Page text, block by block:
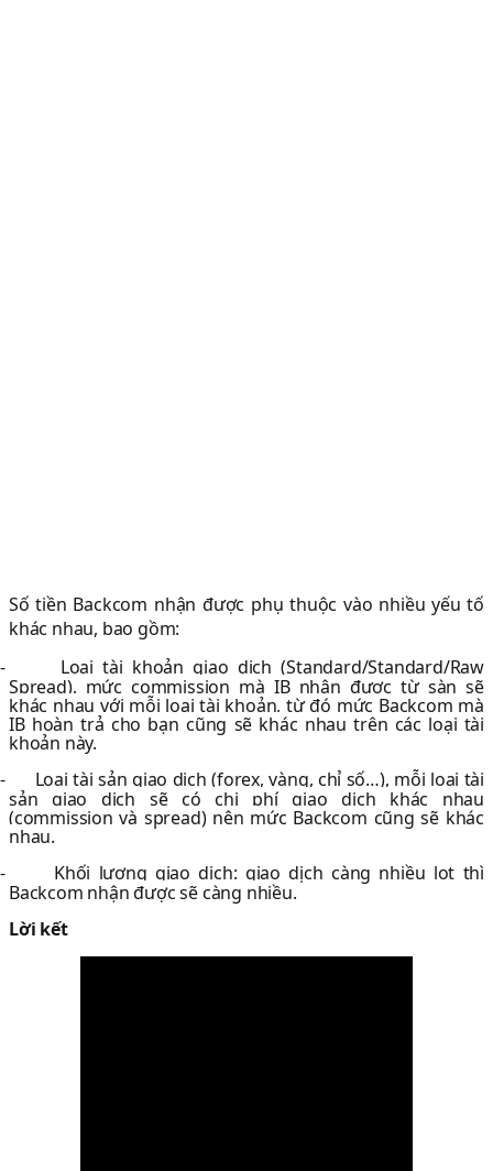
Số tiền Backcom nhận được phụ thuộc vào nhiều yếu tố
khác nhau, bao gồm:
-
Loại tài khoản giao dịch (Standard/Standard/Raw
Spread), mức commission mà IB nhận được từ sàn sẽ
khác nhau với mỗi loại tài khoản, từ đó mức Backcom mà
IB hoàn trả cho bạn cũng sẽ khác nhau trên các loại tài
khoản này.
-
Loại tài sản giao dịch (forex, vàng, chỉ số…), mỗi loại tài
sản giao dịch sẽ có chi phí giao dịch khác nhau
(commission và spread) nên mức Backcom cũng sẽ khác
nhau.
-
Khối lượng giao dịch: giao dịch càng nhiều lot thì
Backcom nhận được sẽ càng nhiều.
Lời kết